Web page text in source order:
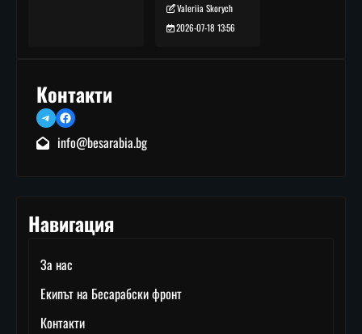
Valeriia Skorych
2026-07-18 13:56
Контакти
TelegramFacebook
info@besarabia.bg
Навигация
За нас
Екипът на Бесарабски фронт
Контакти